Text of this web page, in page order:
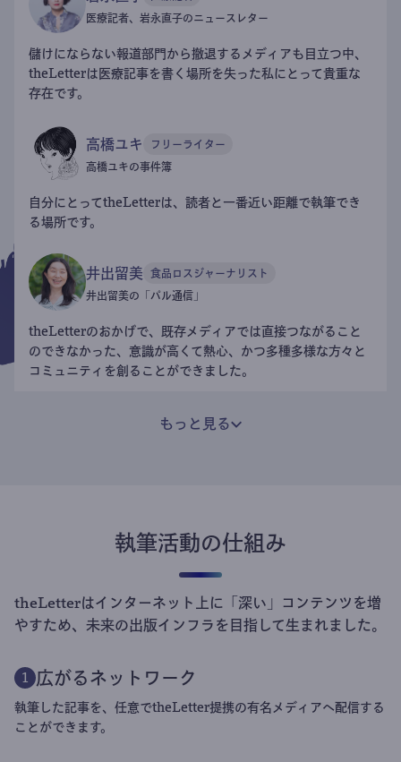
医療記者、岩永直子のニュースレター
儲けにならない報道部門から撤退するメディアも目立つ中、
theLetterは医療記事を書く場所を失った私にとって貴重な
存在です。
高橋ユキ フリーライター
高橋ユキの事件簿
自分にとってtheLetterは、読者と一番近い距離で執筆でき
る場所です。
井出留美 食品ロスジャーナリスト
井出留美の「パル通信」
theLetterのおかげで、既存メディアでは直接つながること
のできなかった、意識が高くて熱心、かつ多種多様な方々と
コミュニティを創ることができました。
もっと見る
執筆活動の仕組み
theLetterはインターネット上に「深い」コンテンツを増
やすため、未来の出版インフラを目指して生まれました。
1 広がるネットワーク
執筆した記事を、任意でtheLetter提携の有名メディアへ配信する
ことができます。